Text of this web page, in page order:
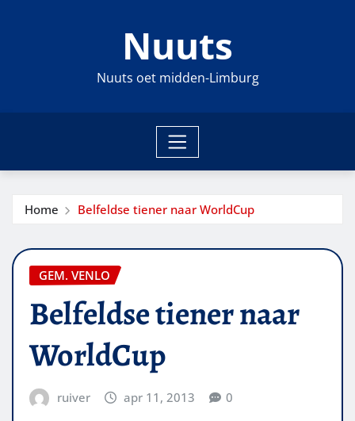
Nuuts
Nuuts oet midden-Limburg
Home Belfeldse tiener naar WorldCup
GEM. VENLO
Belfeldse tiener naar
WorldCup
ruiver apr 11, 2013 0